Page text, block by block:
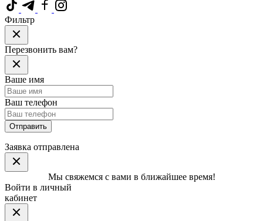
Фильтр
Перезвонить вам?
Ваше имя
Ваш телефон
Отправить
Заявка отправлена
Мы свяжемся с вами в ближайшее время!
Войти в личный
кабинет